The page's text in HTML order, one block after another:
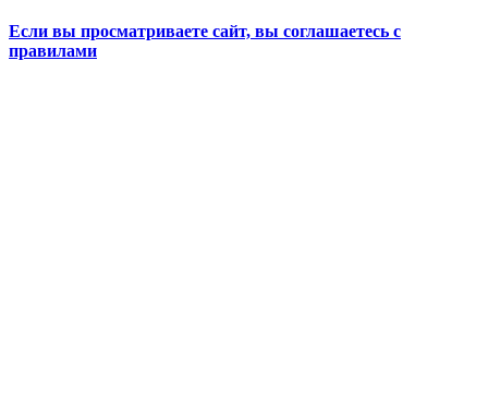
Если вы просматриваете сайт, вы соглашаетесь с
правилами